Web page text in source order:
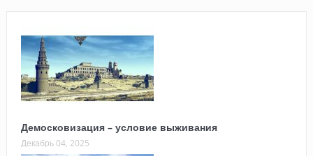
Демосковизация – условие выживания
Декабрь 04, 2025